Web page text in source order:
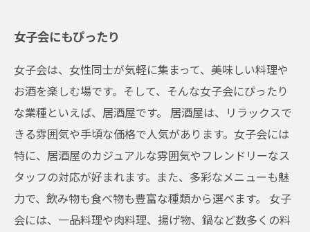
女子会にもぴったり
女子会は、女性同士が気軽に集まって、美味しい料理や
お酒を楽しむ場です。そして、そんな女子会にぴったり
な業種といえば、居酒屋です。 居酒屋は、リラックスで
きる雰囲気や手頃な価格で人気があります。女子会には
特に、居酒屋のカジュアルな雰囲気やフレンドリーなス
タッフの対応が好まれます。また、多彩なメニューも魅
力で、飲み物も食べ物も豊富な種類から選べます。 女子
会には、一品料理や肉料理、揚げ物、鍋など数多くの料